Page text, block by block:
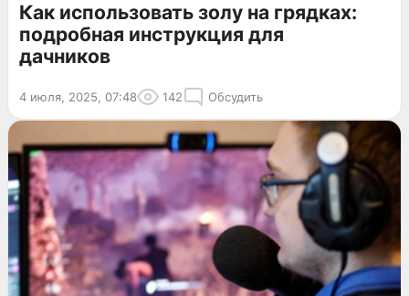
Как использовать золу на грядках:
подробная инструкция для
дачников
4 июля, 2025, 07:48 142 Обсудить